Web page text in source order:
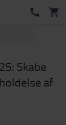
Skabe
af